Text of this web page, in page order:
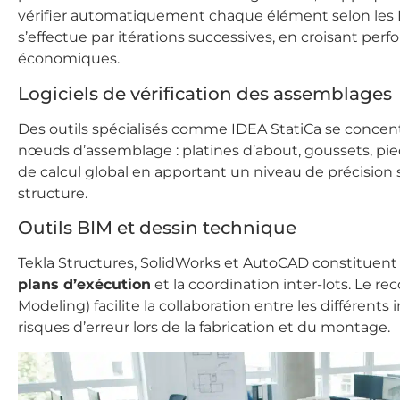
vérifier automatiquement chaque élément selon les
s’effectue par itérations successives, en croisant
économiques.
Logiciels de vérification des assemblages
Des outils spécialisés comme IDEA StatiCa se
nœuds d’assemblage : platines d’about, goussets,
de calcul global en apportant un niveau de précision
structure.
Outils BIM et dessin technique
Tekla Structures, SolidWorks et AutoCAD
plans d’exécution et la coordination inter-lots. Le
Modeling) facilite la collaboration entre les
risques d’erreur lors de la fabrication et du montage.